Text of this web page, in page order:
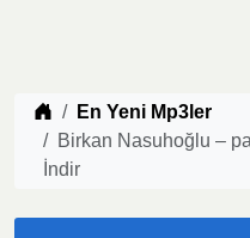
Müzik indir
En Yeni Mp3ler
Birkan Nasuhoğlu –
İndir